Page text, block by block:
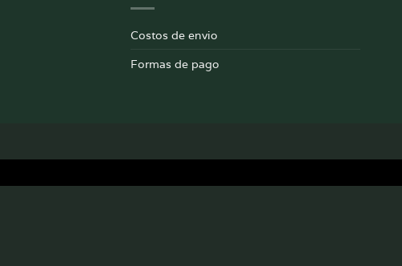
Costos de envio
Formas de pago